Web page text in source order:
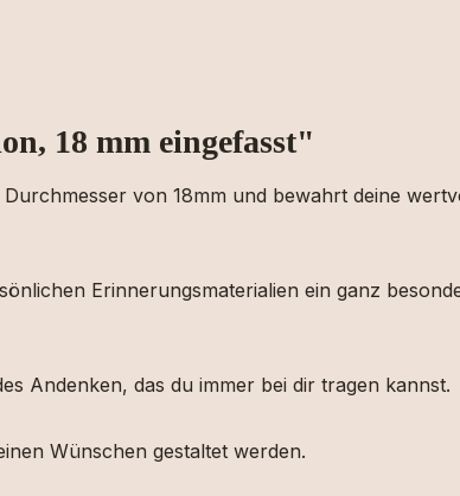
18 mm eingefasst"
von 18mm und bewahrt deine
Erinnerungsmaterialien ein ganz
Andenken, das du immer bei dir tragen kannst.
Wünschen gestaltet werden.